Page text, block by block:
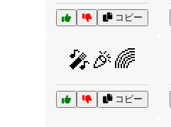
コピー
🎤🎉🌈
コピー